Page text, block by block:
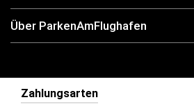
Über ParkenAmFlughafen
Zahlungsarten